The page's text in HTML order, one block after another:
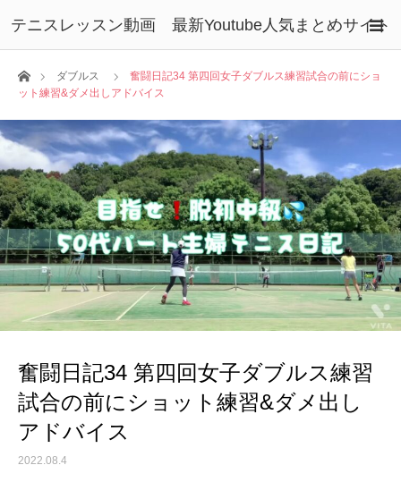
テニスレッスン動画 最新Youtube人気まとめサイト
ホームダブルス
奮闘日記34 第四回女子ダブルス練習試合の前にショ
ット練習&ダメ出しアドバイス
奮闘日記34 第四回女子ダブルス練習
試合の前にショット練習&ダメ出し
アドバイス
2022.08.4